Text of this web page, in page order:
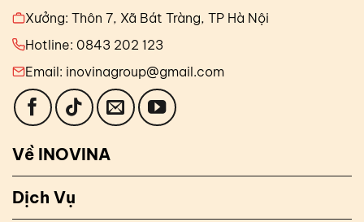
Xưởng: Thôn 7, Xã Bát Tràng, TP Hà Nội
Hotline: 0843 202 123
Email: inovinagroup@gmail.com
Về INOVINA
Dịch Vụ